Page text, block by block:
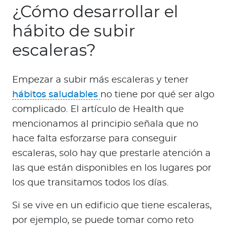
¿Cómo desarrollar el
hábito de subir
escaleras?
Empezar a subir más escaleras y tener
hábitos saludables no tiene por qué ser algo
complicado. El artículo de Health que
mencionamos al principio señala que no
hace falta esforzarse para conseguir
escaleras, solo hay que prestarle atención a
las que están disponibles en los lugares por
los que transitamos todos los días.
Si se vive en un edificio que tiene escaleras,
por ejemplo, se puede tomar como reto